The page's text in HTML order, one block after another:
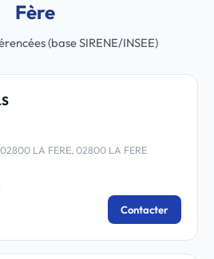
Fère
(base SIRENE/INSEE)
LA FERE, 02800 LA FERE
Contacter